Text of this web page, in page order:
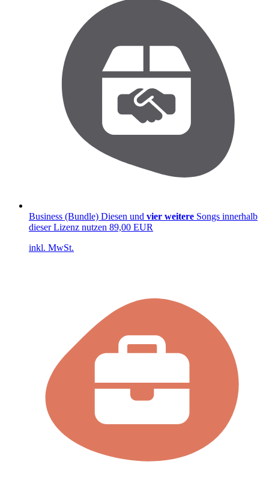
Business (Bundle) Diesen und vier weitere Songs innerhalb
dieser Lizenz nutzen 89,00 EUR
inkl. MwSt.